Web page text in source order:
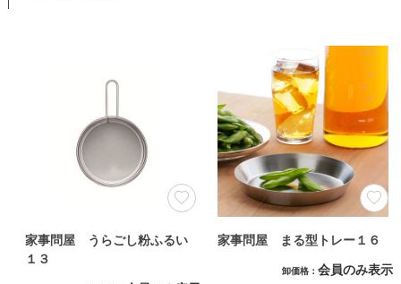
家事問屋 うらごし粉ふるい
１３
家事問屋 まる型トレー１６
卸価格 会員のみ表示